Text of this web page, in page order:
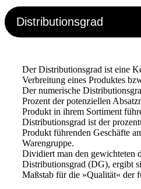
Distributionsgrad
Der Distributionsgrad ist eine
Verbreitung eines Produktes
Der numerische
Prozent der potenziellen
Produkt in ihrem Sortiment
Distributionsgrad ist der
Produkt führenden Geschäfte
Warengruppe.
Dividiert man den gewichteten
Distributionsgrad (DG), ergibt
Maßstab für die »Qualität« der